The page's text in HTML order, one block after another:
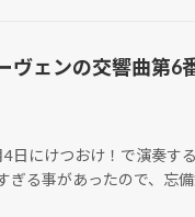
ヴェンの交響曲第6
日にけつおけ！で演奏す
ぎる事があったので、忘